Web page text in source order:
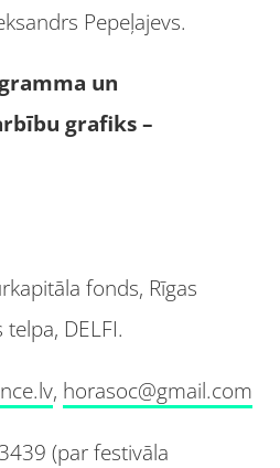
Pepeļajevs.
un
grafiks –
fonds, Rīgas
DELFI.
, horasoc@gmail.com
(par festivāla